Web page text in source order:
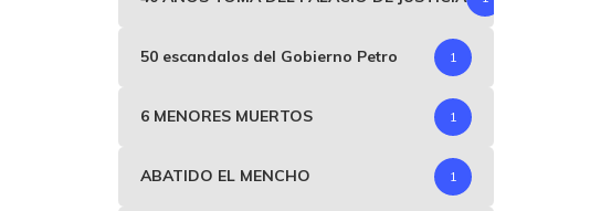
50 escandalos del Gobierno Petro 1
6 MENORES MUERTOS 1
ABATIDO EL MENCHO 1